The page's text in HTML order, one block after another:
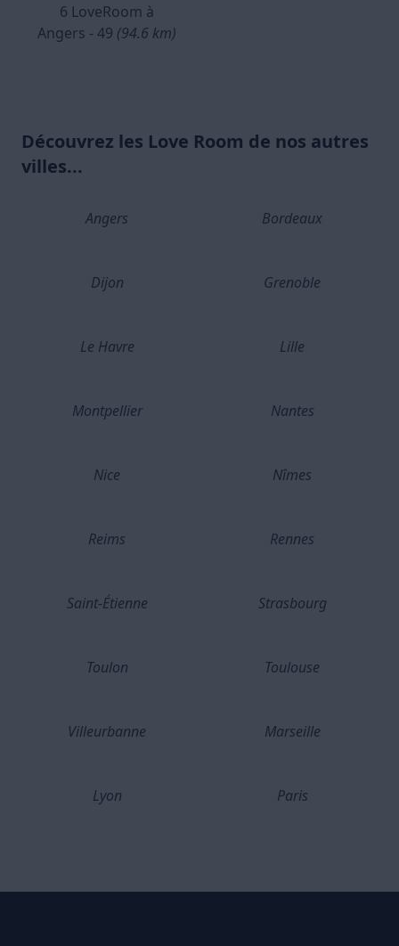
6 LoveRoom à
Angers - 49 (94.6 km)
Découvrez les Love Room de nos autres
villes...
Angers Bordeaux
Dijon Grenoble
Le Havre Lille
Montpellier Nantes
Nice Nîmes
Reims Rennes
Saint-Étienne Strasbourg
Toulon Toulouse
Villeurbanne Marseille
Lyon Paris